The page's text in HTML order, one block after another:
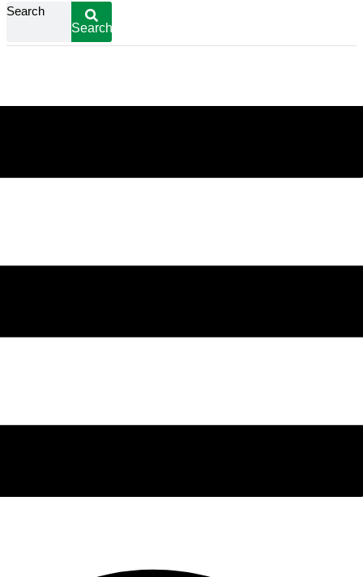
Search
Search